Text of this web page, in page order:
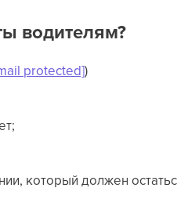
водителям?
protected])
который должен